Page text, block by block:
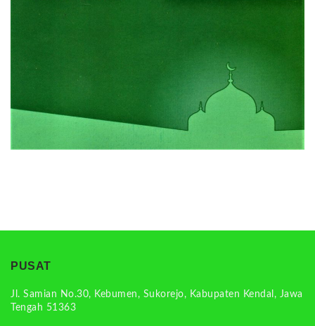
PUSAT
Jl. Samian No.30, Kebumen, Sukorejo, Kabupaten Kendal, Jawa
Tengah 51363